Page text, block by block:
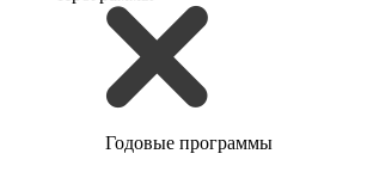
Годовые программы